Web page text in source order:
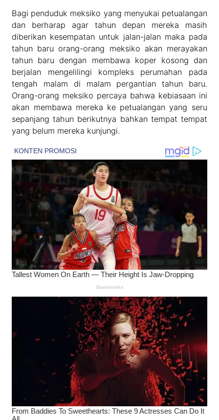
Bagi penduduk meksiko yang menyukai petualangan
dan berharap agar tahun depan mereka masih
diberikan kesempatan untuk jalan-jalan maka pada
tahun baru orang-orang meksiko akan merayakan
tahun baru dengan membawa koper kosong dan
berjalan mengelilingi kompleks perumahan pada
tengah malam di malam pergantian tahun baru.
Orang-orang meksiko percaya bahwa kebiasaan ini
akan membawa mereka ke petualangan yang seru
sepanjang tahun berikutnya bahkan tempat tempat
yang belum mereka kunjungi.